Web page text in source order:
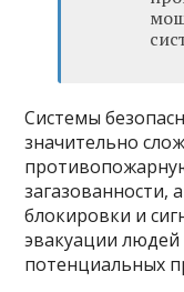
Системы
значительно
загазованности,
блокировки и
эвакуации людей
потенциальных